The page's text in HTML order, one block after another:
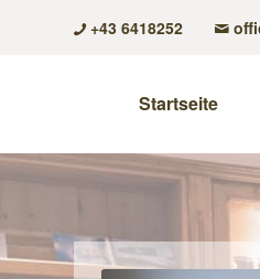
+43 6418252
Startseite